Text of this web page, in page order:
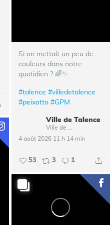
Si on mettait un peu de
couleurs dans notre
quotidien ? 🌈✨
#talence #villedetalence
#peixotto #GPM
Ville de Talence
Ville de Talence
4 août 2026 11 h 14 min
53 3 1